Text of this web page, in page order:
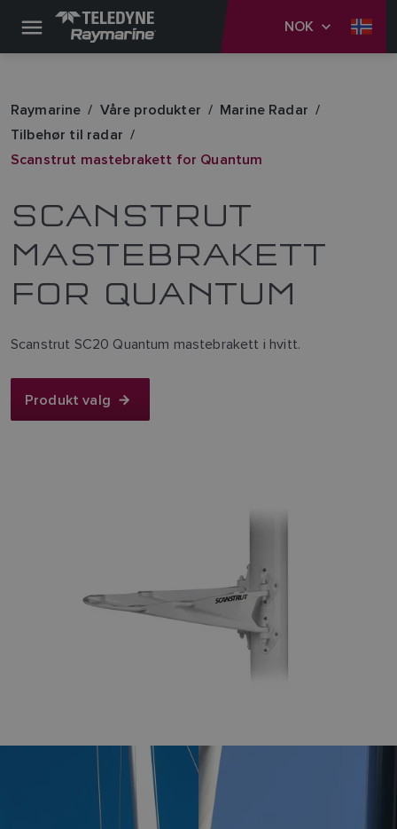
NOK
Raymarine Våre produkter
Marine Radar
Tilbehør til radar
Scanstrut mastebrakett for Quantum
SCANSTRUT
MASTEBRAKETT
FOR QUANTUM
Scanstrut SC20 Quantum mastebrakett i hvitt.
Produkt valg